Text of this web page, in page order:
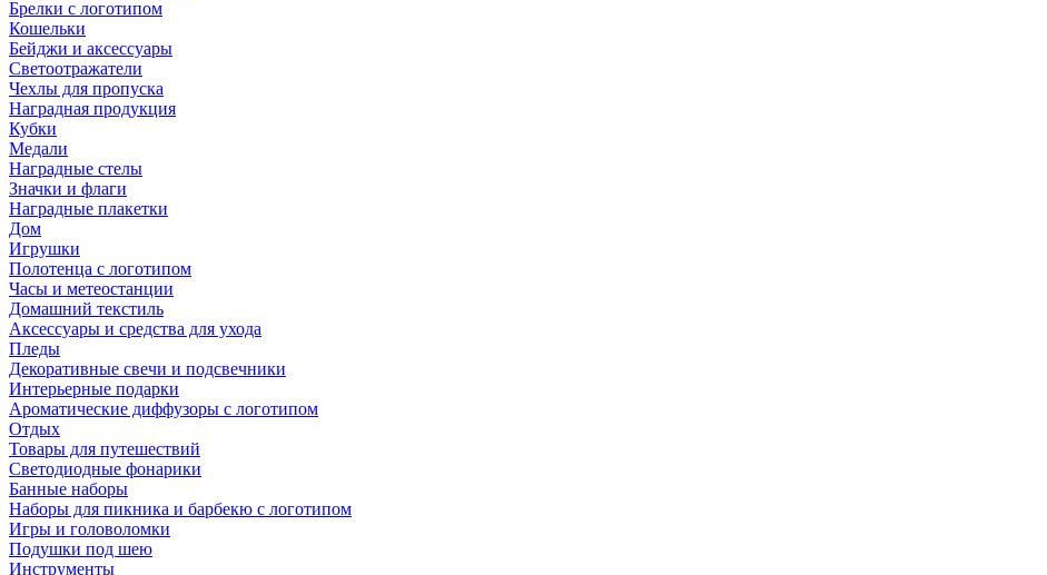
Брелки с логотипом
Кошельки
Бейджи и аксессуары
Светоотражатели
Чехлы для пропуска
Наградная продукция
Кубки
Медали
Наградные стелы
Значки и флаги
Наградные плакетки
Дом
Игрушки
Полотенца с логотипом
Часы и метеостанции
Домашний текстиль
Аксессуары и средства для ухода
Пледы
Декоративные свечи и подсвечники
Интерьерные подарки
Ароматические диффузоры с логотипом
Отдых
Товары для путешествий
Светодиодные фонарики
Банные наборы
Наборы для пикника и барбекю с логотипом
Игры и головоломки
Подушки под шею
Инструменты